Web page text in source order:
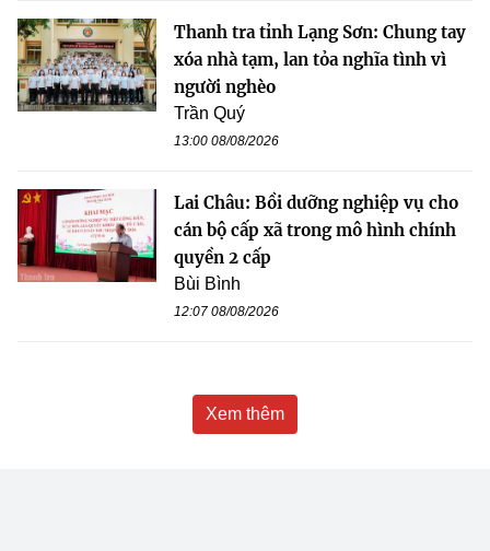
Thanh tra tỉnh Lạng Sơn: Chung tay
xóa nhà tạm, lan tỏa nghĩa tình vì
người nghèo
Trần Quý
13:00 08/08/2026
Lai Châu: Bồi dưỡng nghiệp vụ cho
cán bộ cấp xã trong mô hình chính
quyền 2 cấp
Bùi Bình
12:07 08/08/2026
Xem thêm